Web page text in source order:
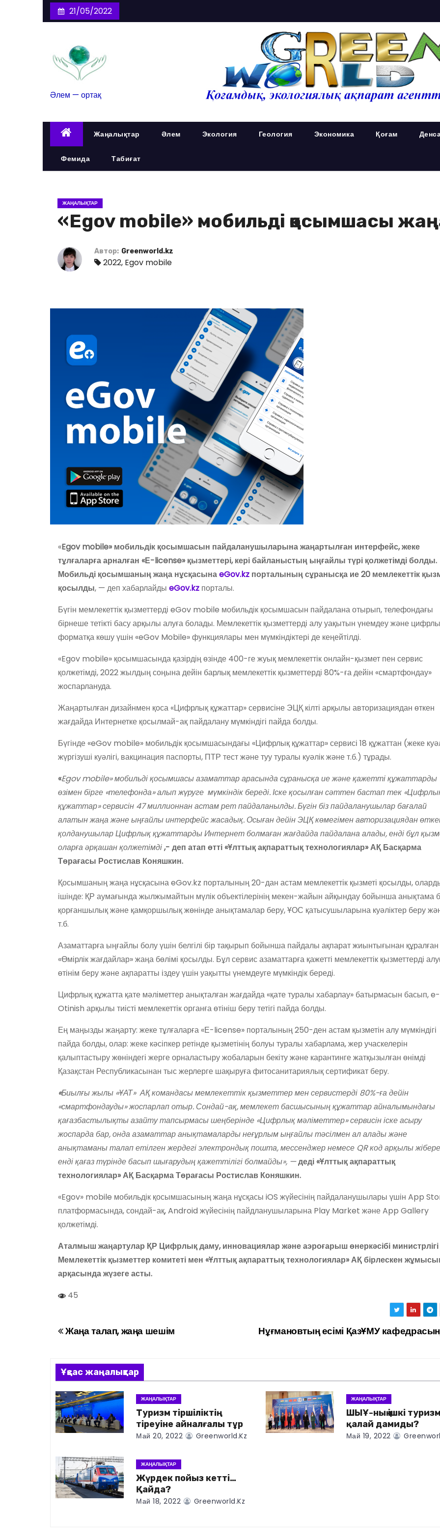
21/05/2022
Әлем — ортақ
Жаңалықтар Әлем Экология Геология Экономика Қоғам
Фемида Табиғат
ЖАҢАЛЫҚТАР
«Egov mobile» мобильді қосымшасы
Автор: Greenworld.kz
2022, Egov mobile
«Egov mobile» мобильдік қосымшасын пайдаланушыларына жаңартылған интерфейс, жеке
тұлғаларға арналған «Е-license» қызметтері, кері байланыстың ыңғайлы түрі қолжетімді болды.
Мобильді қосымшаның жаңа нұсқасынаeGov.kz порталының сұранысқа ие 20 мемлекеттік
қосылды, — деп хабарлайды eGov.kz порталы.
Бүгін мемлекеттік қызметтерді eGov mobile мобильдік қосымшасын пайдалана отырып, телефондағы
бірнеше тетікті басу арқылы алуға болады. Мемлекеттік қызметтерді алу уақытын үнемдеу және
форматқа көшу үшін «eGov Mobile» функциялары мен мүмкіндіктері де кеңейтілді.
«Egov mobile» қосымшасында қазірдің өзінде 400-ге жуық мемлекеттік онлайн-қызмет пен сервис
қолжетімді, 2022 жылдың соңына дейін барлық мемлекеттік қызметтерді 80%-ға дейін «смартфондау»
жоспарлануда.
Жаңартылған дизайнмен қоса «Цифрлық құжаттар» сервисіне ЭЦҚ кілті арқылы авторизациядан өткен
жағдайда Интернетке қосылмай-ақ пайдалану мүмкіндігі пайда болды.
Бүгінде «eGov mobile» мобильдік қосымшасындағы «Цифрлық құжаттар» сервисі 18 құжаттан (жеке
жүргізуші куәлігі, вакцинация паспорты, ПТР тест және туу туралы куәлік және т.б.) тұрады.
«Egov mobile» мобильді қосымшасы азаматтар арасында сұранысқа ие және қажетті құжаттарды
өзімен бірге «телефонда» алып жүруге мүмкіндік береді. Іске қосылған сәттен бастап тек
құжаттар» сервисін 47 миллионнан астам рет пайдаланылды. Бүгін біз пайдаланушылар бағалай
алатын жаңа және ыңғайлы интерфейс жасадық. Осыған дейін ЭЦҚ көмегімен авторизациядан
қолданушылар Цифрлық құжаттарды Интернет болмаған жағдайда пайдалана алады, енді бұл
оларға әрқашан қолжетімді,- деп атап өтті «Ұлттық ақпараттық технологиялар» АҚ Басқарма
Төрағасы Ростислав Коняшкин.
Қосымшаның жаңа нұсқасына eGov.kz порталының 20-дан астам мемлекеттік қызметі қосылды,
ішінде: ҚР аумағында жылжымайтын мүлік объектілерінің мекен-жайын айқындау бойынша анықтама
қорғаншылық және қамқоршылық жөнінде анықтамалар беру, ҰОС қатысушыларына куәліктер беру
т.б.
Азаматтарға ыңғайлы болу үшін белгілі бір тақырып бойынша пайдалы ақпарат жиынтығынан құралған
«Өмірлік жағдайлар» жаңа бөлімі қосылды. Бұл сервис азаматтарға қажетті мемлекеттік қызметтерді
өтінім беру және ақпаратты іздеу үшін уақытты үнемдеуге мүмкіндік береді.
Цифрлық құжатта қате мәліметтер анықталған жағдайда «қате туралы хабарлау» батырмасын басып, e-
Otinish арқылы тиісті мемлекеттік органға өтініш беру тетігі пайда болды.
Ең маңызды жаңарту: жеке тұлғаларға «Е-license» порталының 250-ден астам қызметін алу мүмкіндігі
пайда болды, олар: жеке кәсіпкер ретінде қызметінің болуы туралы хабарлама, жер учаскелерін
қалыптастыру жөніндегі жерге орналастыру жобаларын бекіту және карантинге жатқызылған өнімді
Қазақстан Республикасынан тыс жерлерге шақыруға фитосанитариялық сертификат беру.
«Биылғы жылы «ҰАТ» АҚ командасы мемлекеттік қызметтер мен сервистерді 80%-ға дейін
«смартфондауды» жоспарлап отыр. Сондай-ақ, мемлекет басшысының құжаттар айналымындағы
қағазбастылықты азайту тапсырмасы шеңберінде «Цифрлық мәліметтер» сервисін іске асыру
жоспарда бар, онда азаматтар анықтамаларды неғұрлым ыңғайлы тәсілмен ал алады және
анықтаманы талап етілген жердегі электрондық пошта, мессенджер немесе QR код арқылы
енді қағаз түрінде басып шығарудың қажеттілігі болмайды», —деді«Ұлттық ақпараттық
технологиялар» АҚ Басқарма Төрағасы Ростислав Коняшкин.
«Egov» mobile мобильдік қосымшасының жаңа нұсқасы iOS жүйесінің пайдаланушылары үшін App
платформасында, сондай-ақ, Android жүйесінің пайдланушыларына Play Market және App Gallery
қолжетімді.
Аталмыш жаңартулар ҚР Цифрлық даму, инновациялар және аэроғарыш өнеркәсібі министрлігі
Мемлекеттік қызметтер комитеті мен «Ұлттық ақпараттық технологиялар» АҚ бірлескен
арқасында жүзеге асты.
45
Н
в
и
г
а
ц
и
я
Нұғмановтың есімі ҚазҰМУ
Жаңа талап, жаңа шешім
Ұқсас жаңалықтар
ЖАҢАЛЫҚТАР
Туризм тіршіліктің
тіреуіне айналғалы тұр
Май 20, 2022 Greenworld.kz
ЖАҢАЛЫҚТАР
ШЫҰ-ның ішкі
қалай дамиды?
Май 19, 2022
ЖАҢАЛЫҚТАР
Жүрдек пойыз кетті…
Қайда?
Май 18, 2022 Greenworld.kz